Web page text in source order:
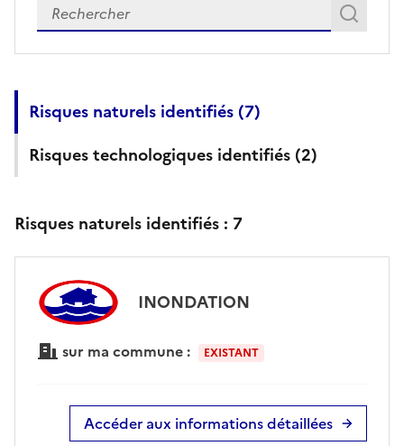
Veuillez renseigner votre adresse exacte
Risques naturels identifiés (7)
Risques technologiques identifiés (2)
Risques naturels identifiés : 7
INONDATION
sur ma commune : EXISTANT
Accéder aux informations détaillées